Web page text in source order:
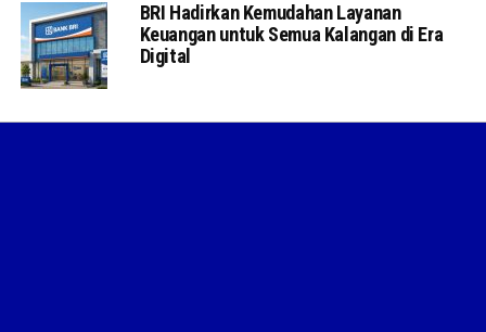
BRI Hadirkan Kemudahan Layanan
Keuangan untuk Semua Kalangan di Era
Digital